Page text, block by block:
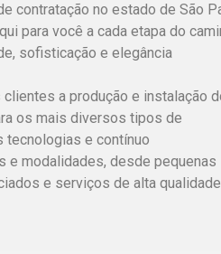
contratação no estado de São
para você a cada etapa do
sofisticação e elegância
a produção e instalação
os mais diversos tipos de
tecnologias e contínuo
e modalidades, desde pequenas
e serviços de alta